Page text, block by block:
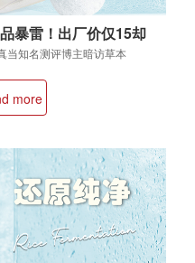
暴雷！出厂价仅15却
网友：智商税
当知名测评博主暗访草本
more